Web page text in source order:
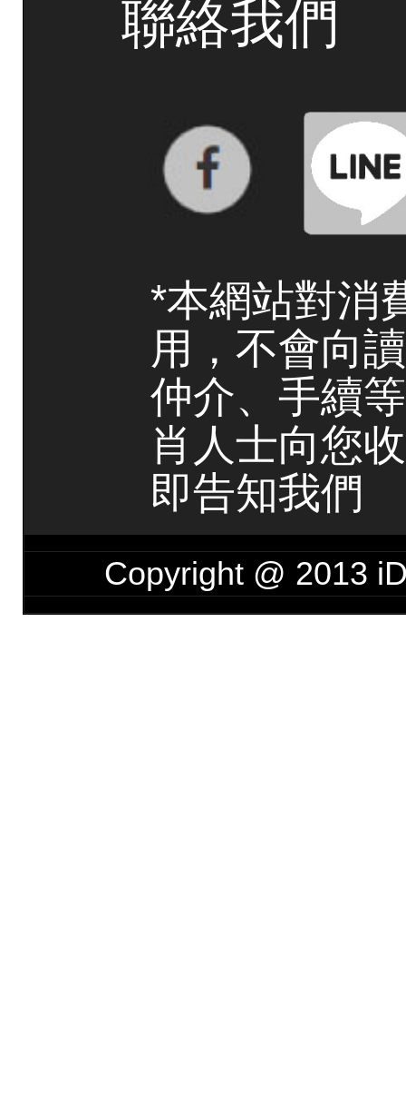
聯絡我們
*本網站對消
用，不會向
仲介、手續
肖人士向您
即告知我們
Copyright @ 2013